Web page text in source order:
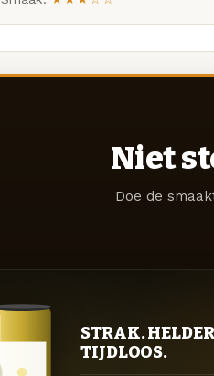
Niet
Doe de
STRAK.
TIJDLOOS.